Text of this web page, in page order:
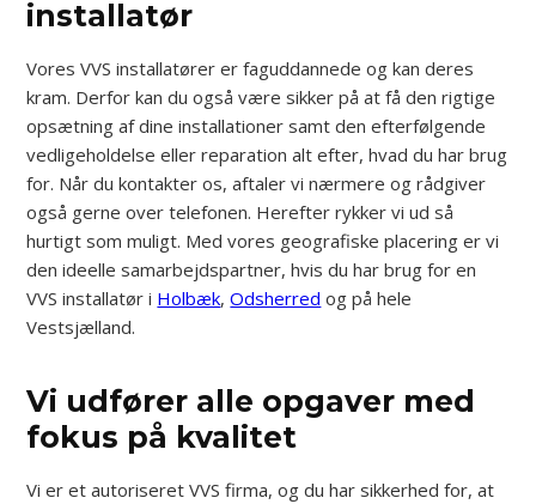
installatør
Vores VVS installatører er faguddannede og kan deres
kram. Derfor kan du også være sikker på at få den rigtige
opsætning af dine installationer samt den efterfølgende
vedligeholdelse eller reparation alt efter, hvad du har brug
for. Når du kontakter os, aftaler vi nærmere og rådgiver
også gerne over telefonen. Herefter rykker vi ud så
hurtigt som muligt. Med vores geografiske placering er vi
den ideelle samarbejdspartner, hvis du har brug for en
VVS installatør i Holbæk,Odsherred og på hele
Vestsjælland.
Vi udfører alle opgaver med
fokus på kvalitet
Vi er et autoriseret VVS firma, og du har sikkerhed for, at